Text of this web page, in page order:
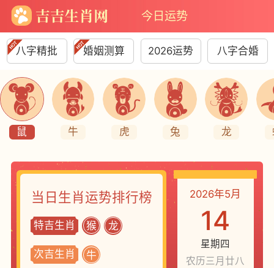
今日运势
八字精批 婚姻测算 2026运势 八字合婚
鼠 牛 虎 兔 龙
当日生肖运势排行榜
特吉生肖 猴 龙
次吉生肖 牛
2026年5月
14
星期四
农历三月廿八